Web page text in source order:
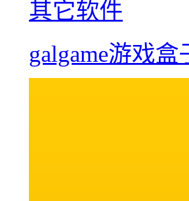
其它软件
galgame游戏盒